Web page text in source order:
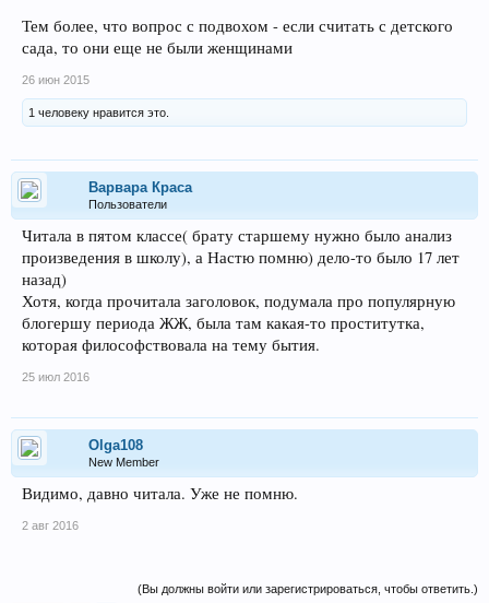
Тем более, что вопрос с подвохом - если считать с детского
сада, то они еще не были женщинами
26 июн 2015
1 человеку нравится это.
Варвара Краса
Пользователи
Читала в пятом классе( брату старшему нужно было анализ
произведения в школу), а Настю помню) дело-то было 17 лет
назад)
Хотя, когда прочитала заголовок, подумала про популярную
блогершу периода ЖЖ, была там какая-то проститутка,
которая философствовала на тему бытия.
25 июл 2016
Olga108
New Member
Видимо, давно читала. Уже не помню.
2 авг 2016
(Вы должны войти или зарегистрироваться, чтобы ответить.)